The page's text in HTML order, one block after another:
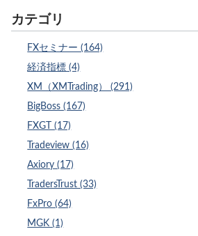
カテゴリ
FXセミナー (164)
経済指標 (4)
XM（XMTrading） (291)
BigBoss (167)
FXGT (17)
Tradeview (16)
Axiory (17)
TradersTrust (33)
FxPro (64)
MGK (1)